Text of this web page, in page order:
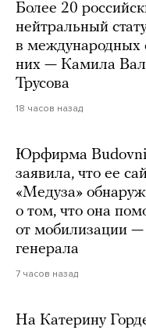
Более 20
нейтральный
в международных
них — Камила
Трусова
18 часов назад
Юрфирма
заявила, что ее
«Медуза»
о том, что она
от мобилизации —
генерала
7 часов назад
На Катерину